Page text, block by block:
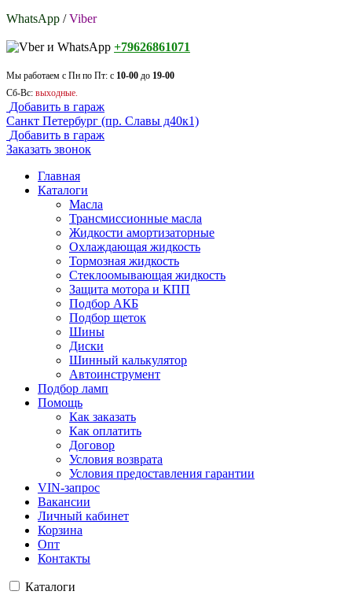
WhatsApp /Viber
+79626861071
Мы работаем с Пн по Пт: с 10-00 до 19-00
Сб-Вс: выходные.
Добавить в гараж
Санкт Петербург (пр. Славы д40к1)
Добавить в гараж
Заказать звонок
Главная
Каталоги
Масла
Трансмиссионные масла
Жидкости амортизаторные
Охлаждающая жидкость
Тормозная жидкость
Стеклоомывающая жидкость
Защита мотора и КПП
Подбор АКБ
Подбор щеток
Шины
Диски
Шинный калькулятор
Автоинструмент
Подбор ламп
Помощь
Как заказать
Как оплатить
Договор
Условия возврата
Условия предоставления гарантии
VIN-запрос
Вакансии
Личный кабинет
Корзина
Опт
Контакты
Каталоги